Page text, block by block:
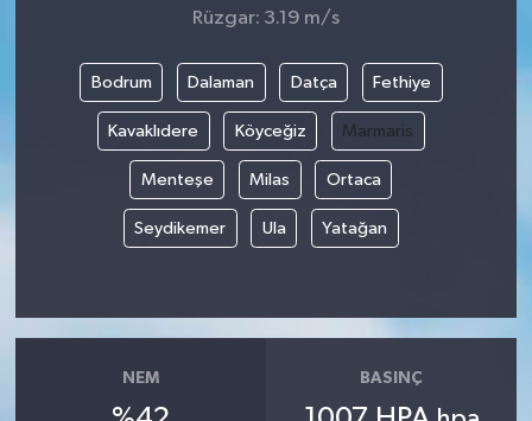
Rüzgar: 3.19 m/s
Bodrum Dalaman Datça Fethiye
Kavaklıdere Köyceğiz Marmaris
Menteşe Milas Ortaca
Seydikemer Ula Yatağan
NEM BASINÇ